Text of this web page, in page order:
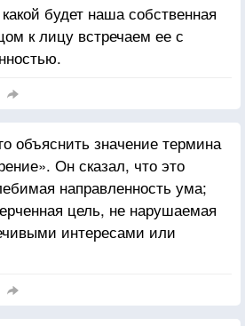
будет наша собственная
к лицу встречаем ее с
объяснить значение термина
Он сказал, что это
направленность ума;
цель, не нарушаемая
интересами или